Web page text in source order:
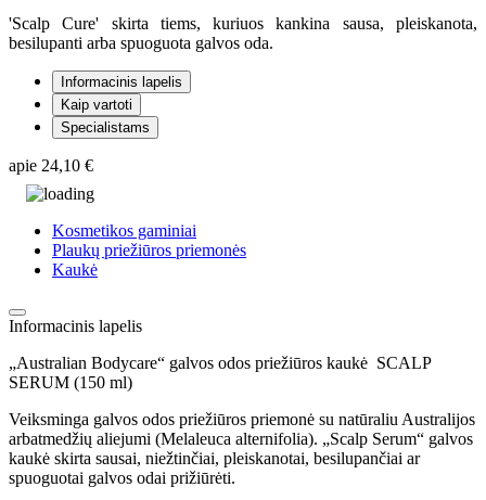
'Scalp Cure' skirta tiems, kuriuos kankina sausa, pleiskanota,
besilupanti arba spuoguota galvos oda.
Informacinis lapelis
Kaip vartoti
Specialistams
apie 24,10 €
Kosmetikos gaminiai
Plaukų priežiūros priemonės
Kaukė
Informacinis lapelis
„Australian Bodycare“ galvos odos priežiūros kaukė SCALP
SERUM (150 ml)
Veiksminga galvos odos priežiūros priemonė su natūraliu Australijos
arbatmedžių aliejumi (Melaleuca alternifolia). „Scalp Serum“ galvos
kaukė skirta sausai, niežtinčiai, pleiskanotai, besilupančiai ar
spuoguotai galvos odai prižiūrėti.